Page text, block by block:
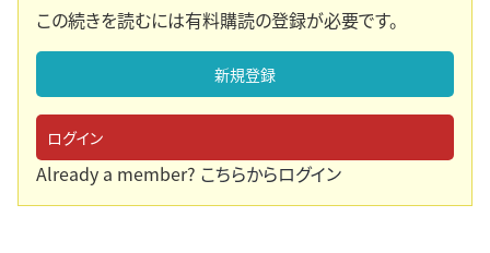
この続きを読むには有料購読の登録が必要です。
新規登録
ログイン
Already a member? こちらからログイン